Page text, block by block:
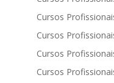
Cursos
Cursos
Cursos
Cursos